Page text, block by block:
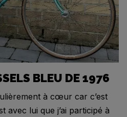
BLEU DE 1976
à cœur car c’est
avec lui que j’ai participé à